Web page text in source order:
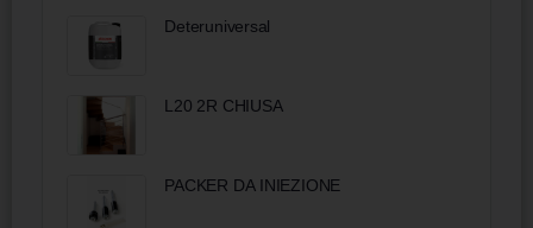
Deteruniversal
L20 2R CHIUSA
PACKER DA INIEZIONE